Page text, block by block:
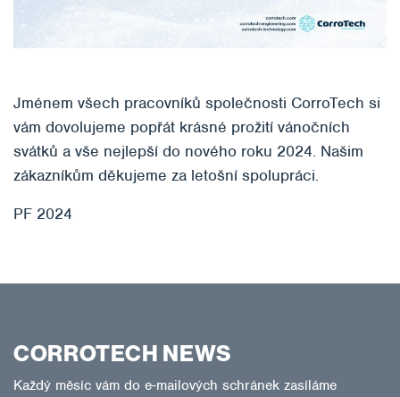
Jménem všech pracovníků společnosti CorroTech si
vám dovolujeme popřát krásné prožití vánočních
svátků a vše nejlepší do nového roku 2024. Našim
zákazníkům děkujeme za letošní spolupráci.
PF 2024
CORROTECH NEWS
Každý měsíc vám do e-mailových schránek zasíláme